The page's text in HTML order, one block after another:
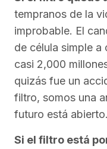
tempranos de la
improbable. El
de célula simple a
casi 2,000
quizás fue un
filtro, somos una
futuro está abierto.
Si el filtro está